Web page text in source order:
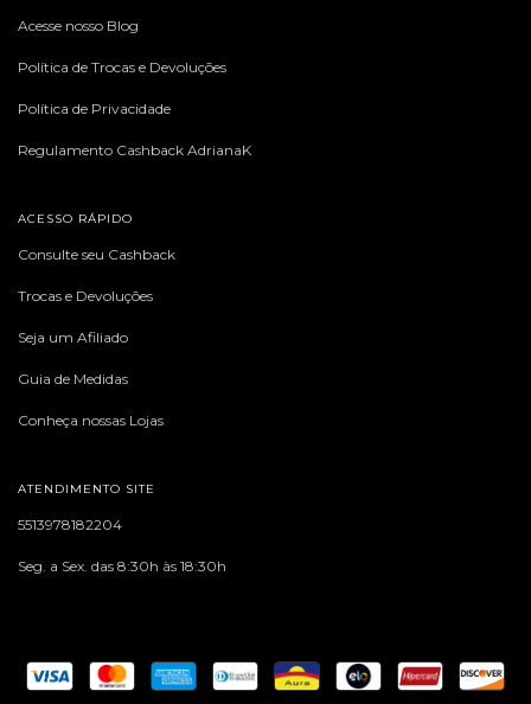
Acesse nosso Blog
Política de Trocas e Devoluções
Política de Privacidade
Regulamento Cashback AdrianaK
ACESSO RÁPIDO
Consulte seu Cashback
Trocas e Devoluções
Seja um Afiliado
Guia de Medidas
Conheça nossas Lojas
ATENDIMENTO SITE
5513978182204
Seg. a Sex. das 8:30h às 18:30h